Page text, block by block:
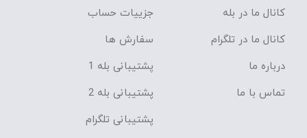
کانال ما در بله
کانال ما در تلگرام
درباره ما
تماس با ما
جزییات حساب
سفارش ها
پشتیبانی بله 1
پشتیبانی بله 2
پشتیبانی تلگرام